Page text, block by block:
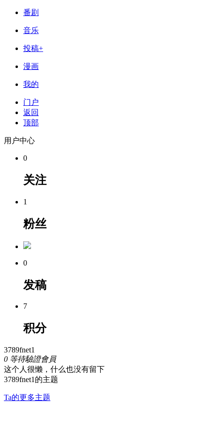
番剧
音乐
投稿+
漫画
我的
门户
返回
顶部
用户中心
0
关注
1
粉丝
0
发稿
7
积分
3789fnet1
0 等待驗證會員
这个人很懒，什么也没有留下
3789fnet1的主题
Ta的更多主题